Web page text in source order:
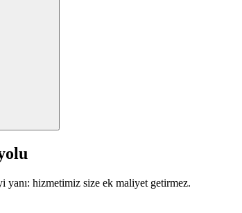
yanı: hizmetimiz size ek maliyet getirmez.